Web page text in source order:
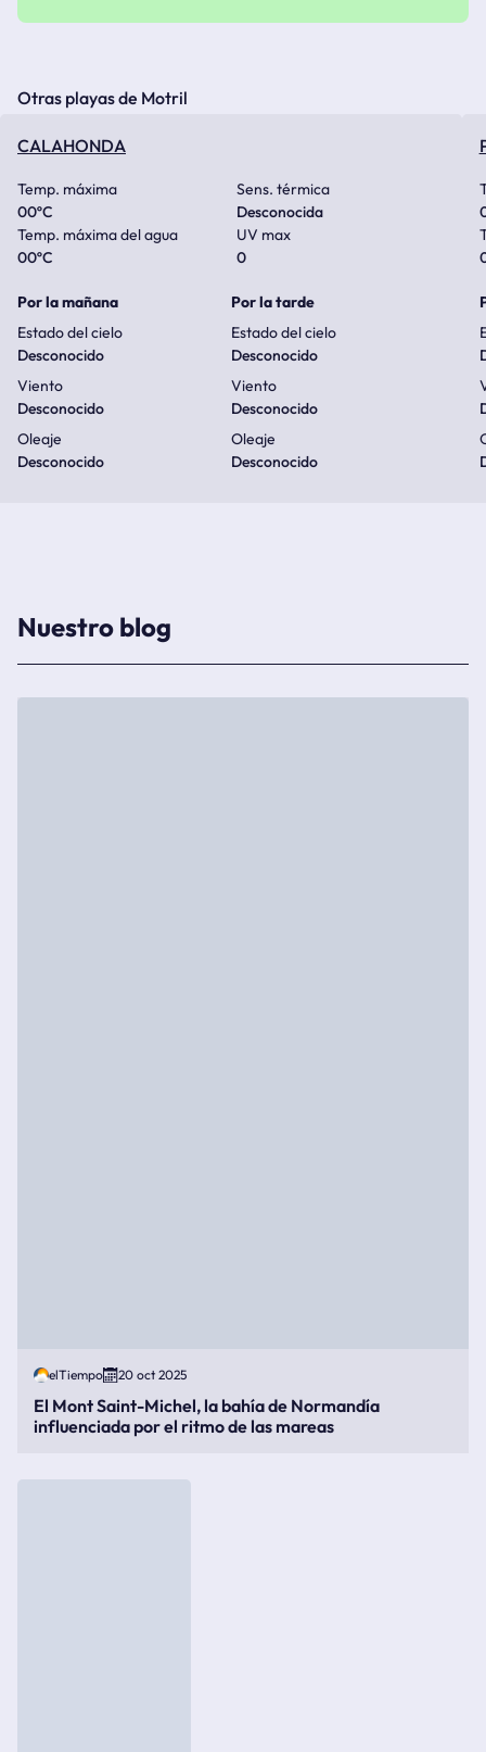
Otras playas de Motril
CALAHONDA
Temp. máxima
00ºC
Sens. térmica
Desconocida
Temp. máxima del agua
00ºC
UV max
0
Por la mañana
Estado del cielo
Desconocido
Viento
Desconocido
Oleaje
Desconocido
Por la tarde
Estado del cielo
Desconocido
Viento
Desconocido
Oleaje
Desconocido
Nuestro blog
elTiempo 20 oct 2025
El Mont Saint-Michel, la bahía de Normandía
influenciada por el ritmo de las mareas